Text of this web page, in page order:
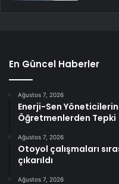
En Güncel Haberler
Ağustos 7, 2026
Enerji-Sen
Öğretmenlerden Tepki
Ağustos 7, 2026
Otoyol çalışmaları
çıkarıldı
Ağustos 7, 2026